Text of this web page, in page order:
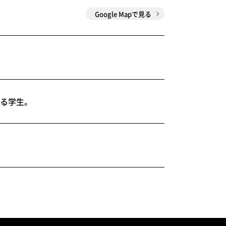
Google Mapで見る
学生。